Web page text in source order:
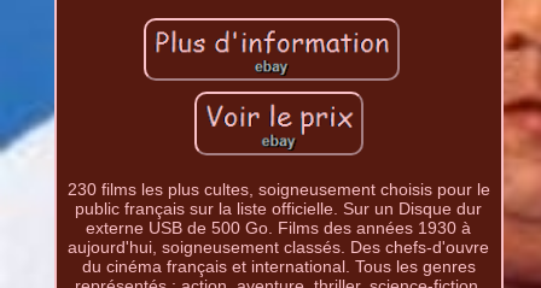
230 films les plus cultes, soigneusement choisis pour le
public français sur la liste officielle. Sur un Disque dur
externe USB de 500 Go. Films des années 1930 à
aujourd'hui, soigneusement classés. Des chefs-d'ouvre
du cinéma français et international. Tous les genres